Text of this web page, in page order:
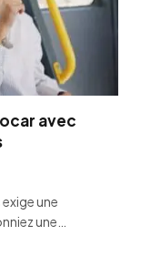
avec
une
une…